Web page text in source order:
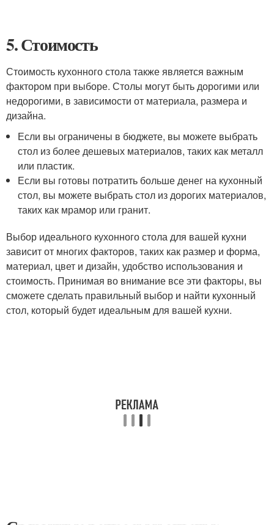
5. Стоимость
Стоимость кухонного стола также является важным
фактором при выборе. Столы могут быть дорогими или
недорогими, в зависимости от материала, размера и
дизайна.
Если вы ограничены в бюджете, вы можете выбрать
стол из более дешевых материалов, таких как металл
или пластик.
Если вы готовы потратить больше денег на кухонный
стол, вы можете выбрать стол из дорогих материалов,
таких как мрамор или гранит.
Выбор идеального кухонного стола для вашей кухни
зависит от многих факторов, таких как размер и форма,
материал, цвет и дизайн, удобство использования и
стоимость. Принимая во внимание все эти факторы, вы
сможете сделать правильный выбор и найти кухонный
стол, который будет идеальным для вашей кухни.